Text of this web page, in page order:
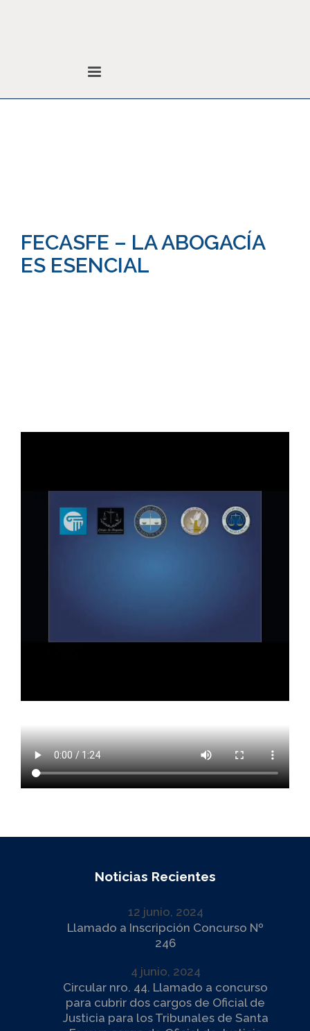
FECASFE – LA ABOGACÍA
ES ESENCIAL
Noticias Recientes
12 junio, 2024
Llamado a Inscripción Concurso Nº
246
4 junio, 2024
Circular nro. 44. Llamado a concurso
para cubrir dos cargos de Oficial de
Justicia para los Tribunales de Santa